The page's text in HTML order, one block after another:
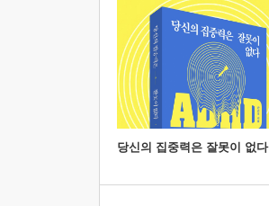
당신의 집중력은 잘못이 없다